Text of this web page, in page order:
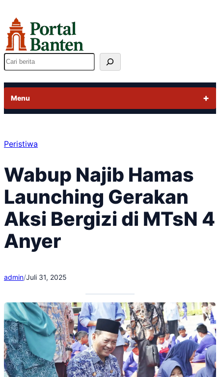
ke
konten
Cari
Menu
Peristiwa
Wabup Najib Hamas
Launching Gerakan
Aksi Bergizi di MTsN 4
Anyer
admin/Juli 31, 2025